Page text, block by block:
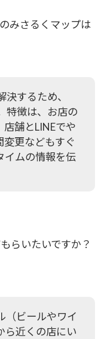
みさるくマップは
するため、
特徴は、お店の
舗とLINEでや
変更などもすぐ
イムの情報を伝
らいたいですか？
（ビールやワイ
ら近くの店にい